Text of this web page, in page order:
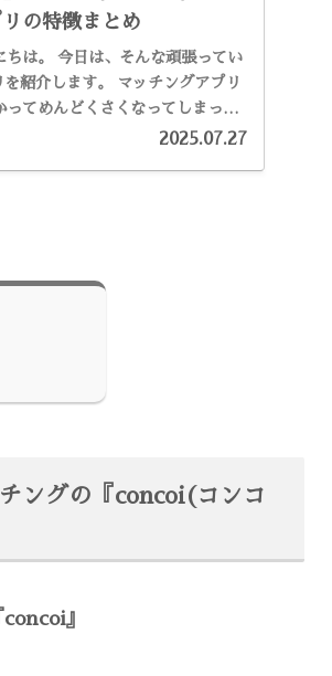
の特徴まとめ
張ってい
マッチングアプリ
ってめんどくさくなってしまった
2025.07.27
ングの『concoi(コンコ
』